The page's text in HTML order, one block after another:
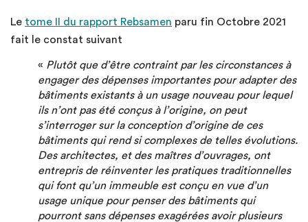
Le tome II du rapport Rebsamen paru fin Octobre 2021
fait le constat suivant
« Plutôt que d’être contraint par les circonstances à
engager des dépenses importantes pour adapter des
bâtiments existants à un usage nouveau pour lequel
ils n’ont pas été conçus à l’origine, on peut
s’interroger sur la conception d’origine de ces
bâtiments qui rend si complexes de telles évolutions.
Des architectes, et des maîtres d’ouvrages, ont
entrepris de réinventer les pratiques traditionnelles
qui font qu’un immeuble est conçu en vue d’un
usage unique pour penser des bâtiments qui
pourront sans dépenses exagérées avoir plusieurs